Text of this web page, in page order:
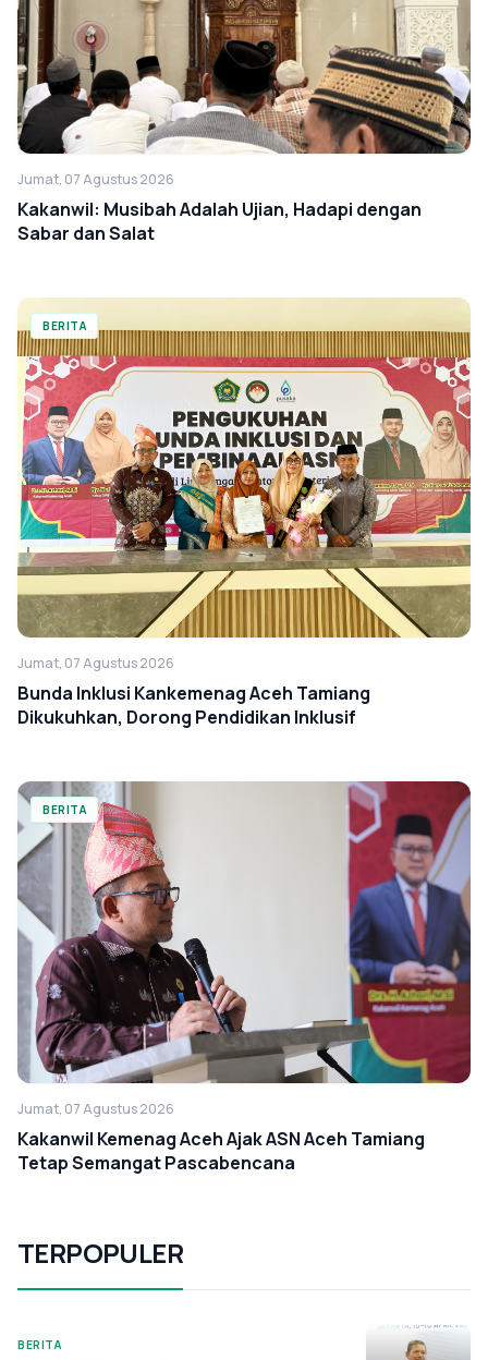
Jumat, 07 Agustus 2026
Kakanwil: Musibah Adalah Ujian, Hadapi dengan
Sabar dan Salat
BERITA
Jumat, 07 Agustus 2026
Bunda Inklusi Kankemenag Aceh Tamiang
Dikukuhkan, Dorong Pendidikan Inklusif
BERITA
Jumat, 07 Agustus 2026
Kakanwil Kemenag Aceh Ajak ASN Aceh Tamiang
Tetap Semangat Pascabencana
TERPOPULER
BERITA